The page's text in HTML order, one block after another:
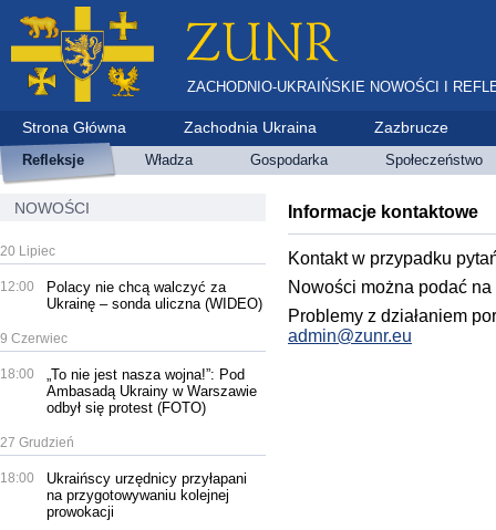
ZACHODNIO-UKRAIŃSKIE NOWOŚCI I
Strona Główna Zachodnia Ukraina Zazbrucze
Refleksje Władza Gospodarka Społeczeństwo
NOWOŚCI
20 Lipiec
12:00
Polacy nie chcą walczyć za
Ukrainę – sonda uliczna (WIDEO)
9 Czerwiec
18:00
„To nie jest nasza wojna!”: Pod
Ambasadą Ukrainy w Warszawie
odbył się protest (FOTO)
27 Grudzień
18:00
Ukraińscy urzędnicy przyłapani
na przygotowywaniu kolejnej
prowokacji
Informacje kontaktowe
Kontakt w przypadku
Nowości można podać
Problemy z działaniem
admin@zunr.eu